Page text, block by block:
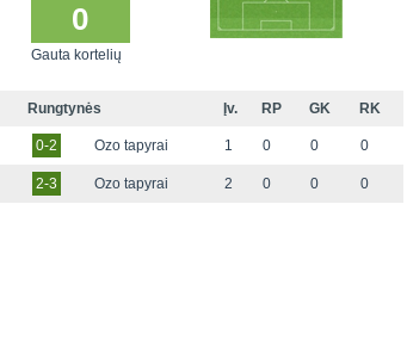
0
Gauta kortelių
Rungtynės Įv. RP GK RK
0-2 Ozo tapyrai 1 0 0 0
2-3 Ozo tapyrai 2 0 0 0